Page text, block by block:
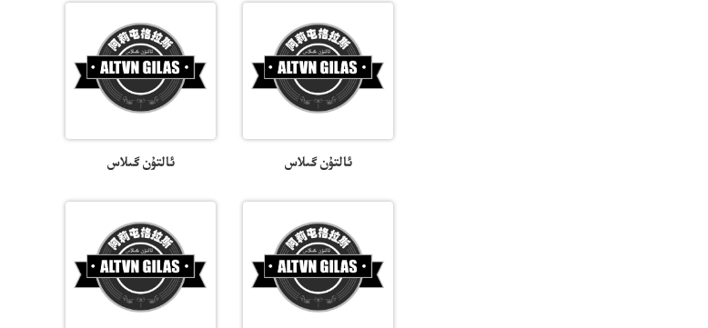
ئالتۇن گىلاس ئالتۇن گىلاس